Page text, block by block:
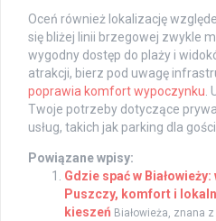
Oceń również lokalizację
się bliżej linii brzegowej zwykle
wygodny dostęp do plaży i
atrakcji, bierz pod uwagę
poprawia komfort wypoczynku
Twoje potrzeby dotyczące
usług, takich jak parking dla
Powiązane wpisy:
Gdzie spać w
Puszczy, komfort i
kieszeń Białowieża, znana